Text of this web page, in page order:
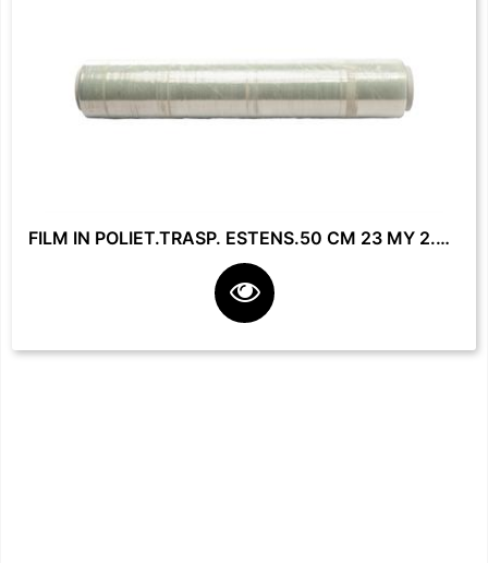
FILM IN POLIET.TRASP. ESTENS.50 CM 23 MY 2.2 KG **